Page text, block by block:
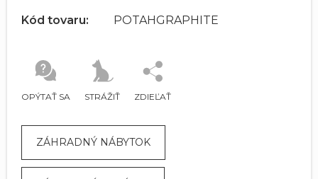
OPÝTAŤ SA STRÁŽIŤ ZDIEĽAŤ
Kód tovaru: POTAHGRAPHITE
ZÁHRADNÝ NÁBYTOK